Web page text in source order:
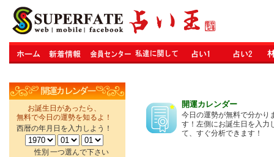
お誕生日があったら、
無料で今日の運勢を知るよ！
西暦の年月日を入力しよう！
性別 一つ選んで下さい
開運カレンダー
今日の運勢が無料で分かり
す！左側にお誕生日を入力
て、すぐ分析できます！